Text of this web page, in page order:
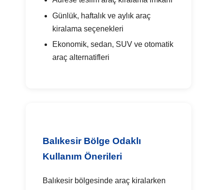
Günlük, haftalık ve aylık araç
kiralama seçenekleri
Ekonomik, sedan, SUV ve otomatik
araç alternatifleri
Balıkesir Bölge Odaklı
Kullanım Önerileri
Balıkesir bölgesinde araç kiralarken